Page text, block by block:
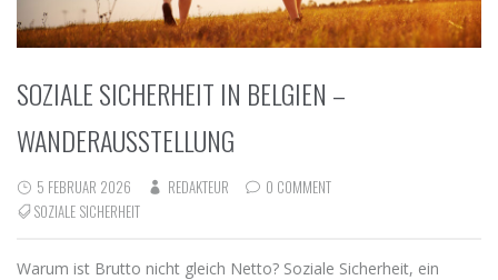
SOZIALE SICHERHEIT IN BELGIEN –
WANDERAUSSTELLUNG
5 FEBRUAR 2026 REDAKTEUR
0 COMMENT
SOZIALE SICHERHEIT
Warum ist Brutto nicht gleich Netto? Soziale Sicherheit, ein